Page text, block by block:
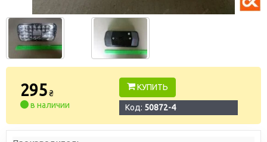
295₴
в наличии
КУПИТЬ
Код: 50872-4